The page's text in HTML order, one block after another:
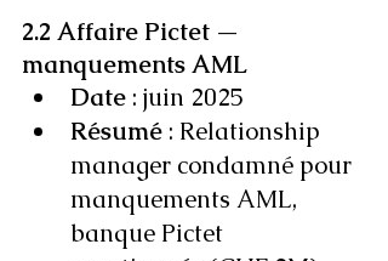
2.2 Affaire Pictet —
manquements AML
Date : juin 2025
Résumé : Relationship
manager condamné pour
manquements AML,
banque Pictet